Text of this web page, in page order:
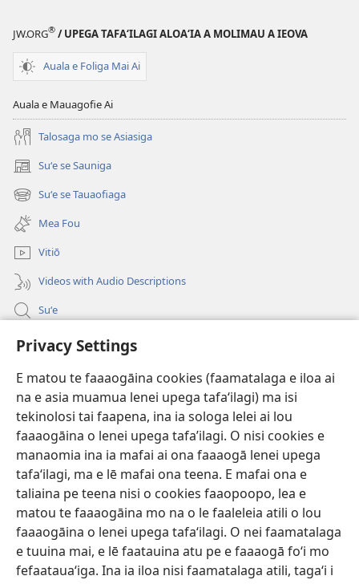
Privacy Settings
E matou te faaaogāina cookies (faamatalaga e iloa ai
na e asia muamua lenei upega tafaʻilagi) ma isi
tekinolosi tai faapena, ina ia sologa lelei ai lou
faaaogāina o lenei upega tafa’ilagi. O nisi cookies e
manaomia ina ia mafai ai ona faaaogā lenei upega
tafaʻilagi, ma e lē mafai ona teena. E mafai ona e
taliaina pe teena nisi o cookies faaopoopo, lea e
matou te faaaogāina mo na o le faaleleia atili o lou
faaaogāina o lenei upega tafaʻilagi. O nei faamatalaga
e tuuina mai, e lē faatauina atu pe e faaaogā foʻi mo
fefaatauaʻiga. Ina ia iloa nisi faamatalaga atili, tagaʻi i
SU‘ESU‘EGA
JW.ORG® / UPEGA TAFA‘ILAGI ALOA‘IA A MOLIMAU A IEOVA
Auala e Foliga Mai Ai
Auala e Mauagofie Ai
Talosaga mo se Asiasiga
Suʻe se Sauniga
(tatala
se
isi
polokalame)
Suʻe se Tauaofiaga
(tatala
se
isi
polokalame)
Mea Fou
Vitiō
Videos with Audio Descriptions
Suʻe
Faamatalaga mo Ofisa o le Malo
(tatala
se
polokalame)
Lomiga Faale-Tusi Paia I LE INITANETI™
(tatala
se
isi
polokalame)
JW Hub
(tatala
se
isi
polokalame)
App o le JW Library